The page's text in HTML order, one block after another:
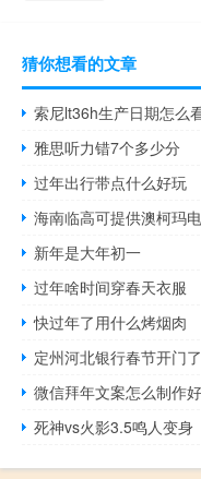
猜你想看的文章
索尼lt36h生产日期怎么
雅思听力错7个多少分
过年出行带点什么好玩
海南临高可提供澳柯玛
新年是大年初一
过年啥时间穿春天衣服
快过年了用什么烤烟肉
定州河北银行春节开门
微信拜年文案怎么制作
死神vs火影3.5鸣人变身